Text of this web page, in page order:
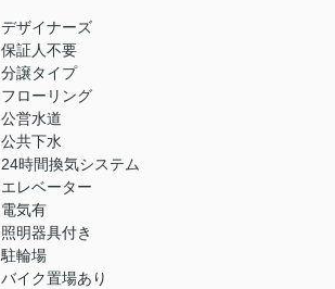
デザイナーズ
保証人不要
分譲タイプ
フローリング
公営水道
公共下水
24時間換気システム
エレベーター
電気有
照明器具付き
駐輪場
バイク置場あり